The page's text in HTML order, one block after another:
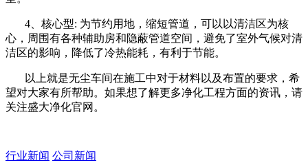
4、核心型: 为节约用地，缩短管道，可以以清洁区为核
心，周围有各种辅助房和隐蔽管道空间，避免了室外气候对清
洁区的影响，降低了冷热能耗，有利于节能。
以上就是无尘车间在施工中对于材料以及布置的要求，希
望对大家有所帮助。如果想了解更多净化工程方面的资讯，请
关注盛大净化官网。
行业新闻 公司新闻